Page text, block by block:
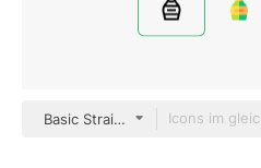
Basic Straight Lineal